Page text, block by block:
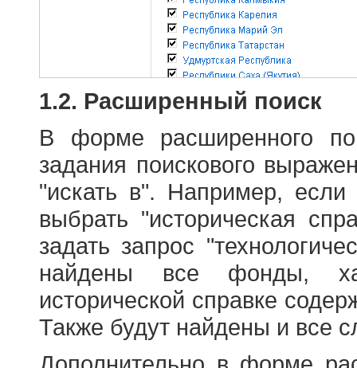
1.2. Расширенный поиск
В форме расширенного
задания поискового
"искать в". Например,
выбрать "историческая
задать запрос
найдены все фонды,
исторической справке
Также будут найдены и все